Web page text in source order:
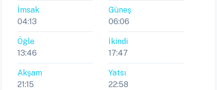
İmsak
04:13
Güneş
06:06
Öğle
13:46
İkindi
17:47
Akşam
21:15
Yatsı
22:58